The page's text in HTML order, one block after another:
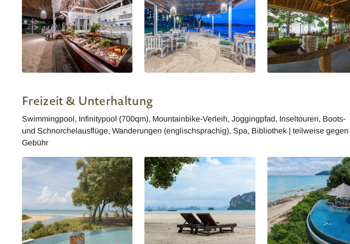
Freizeit & Unterhaltung
Swimmingpool, Infinitypool (700qm), Mountainbike-Verleih, Joggingpfad, Inseltouren, Boots-
und Schnorchelausflüge, Wanderungen (englischsprachig), Spa, Bibliothek | teilweise gegen
Gebühr